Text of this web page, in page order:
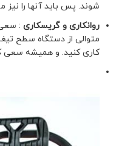
شوند. پس باید آنها را نیز
روانکاری و گریسکاری : سعی
متوالی از دستگاه سطح
کاری کنید. و همیشه سعی